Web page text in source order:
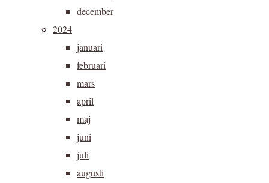
december
2024
januari
februari
mars
april
maj
juni
juli
augusti